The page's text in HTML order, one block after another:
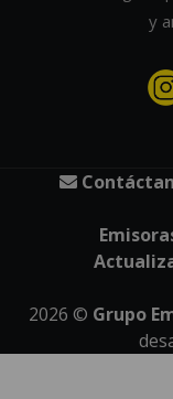
y
2026 © Grupo